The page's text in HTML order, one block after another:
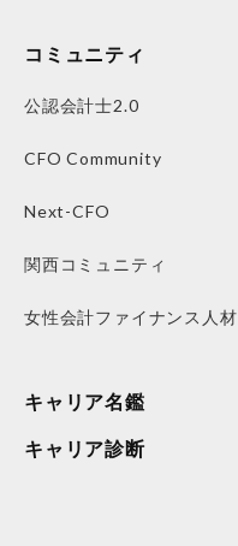
コミュニティ
公認会計士2.0
CFO Community
Next-CFO
関西コミュニティ
女性会計ファイナンス人材
キャリア名鑑
キャリア診断